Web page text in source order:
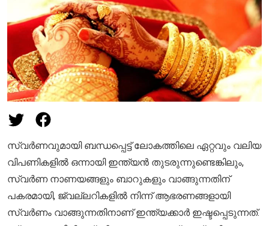
സ്വർണവുമായി ബന്ധപ്പെട്ട് ലോകത്തിലെ ഏറ്റവും വലിയ
വിപണികളിൽ ഒന്നായി ഇന്ത്യൻ തുടരുന്നുണ്ടെങ്കിലും,
സ്വർണ നാണയങ്ങളും ബാറുകളും വാങ്ങുന്നതിന്
പകരമായി, ജ്വല്ലറികളിൽ നിന്ന് ആഭരണങ്ങളായി
സ്വർണം വാങ്ങുന്നതിനാണ് ഇന്ത്യക്കാർ ഇഷ്ടപ്പെടുന്നത്.